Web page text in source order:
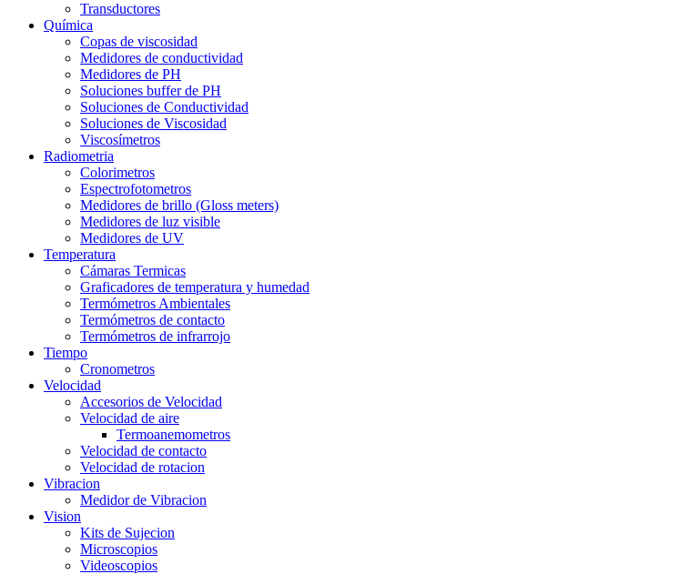
Transductores
Química
Copas de viscosidad
Medidores de conductividad
Medidores de PH
Soluciones buffer de PH
Soluciones de Conductividad
Soluciones de Viscosidad
Viscosímetros
Radiometria
Colorimetros
Espectrofotometros
Medidores de brillo (Gloss meters)
Medidores de luz visible
Medidores de UV
Temperatura
Cámaras Termicas
Graficadores de temperatura y humedad
Termómetros Ambientales
Termómetros de contacto
Termómetros de infrarrojo
Tiempo
Cronometros
Velocidad
Accesorios de Velocidad
Velocidad de aire
Termoanemometros
Velocidad de contacto
Velocidad de rotacion
Vibracion
Medidor de Vibracion
Vision
Kits de Sujecion
Microscopios
Videoscopios